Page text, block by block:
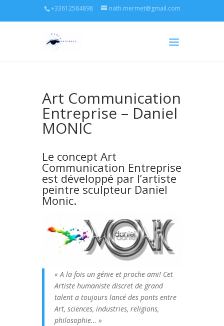
+33612584898 nath.mermet@gmail.com
Art Communication
Entreprise – Daniel
MONIC
Le concept Art
Communication Entreprise
est développé par l’artiste
peintre sculpteur Daniel
Monic.
« A la fois un génie et proche ami! Cet
Artiste humaniste discret de grand
talent a toujours lancé des ponts entre
Art, sciences, industries, religions,
philosophie… »